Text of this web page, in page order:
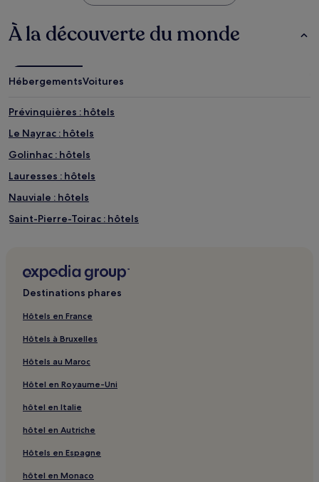
À la découverte du monde
HébergementsVoitures
Prévinquières : hôtels
Le Nayrac : hôtels
Golinhac : hôtels
Lauresses : hôtels
Nauviale : hôtels
Saint-Pierre-Toirac : hôtels
Sébrazac : hôtels
Gabriac : hôtels
Bouxal : hôtels
Vallon : hôtels
Figeac : hôtels Hôtels avec parking
Figeac : hôtels
Rodez : hôtels Hôtels avec parking
Rodez : hôtels
Destinations phares
Hôtels en France
Hôtels à Bruxelles
Hôtels au Maroc
Hôtel en Royaume-Uni
hôtel en Italie
hôtel en Autriche
Hôtels en Espagne
hôtel en Monaco